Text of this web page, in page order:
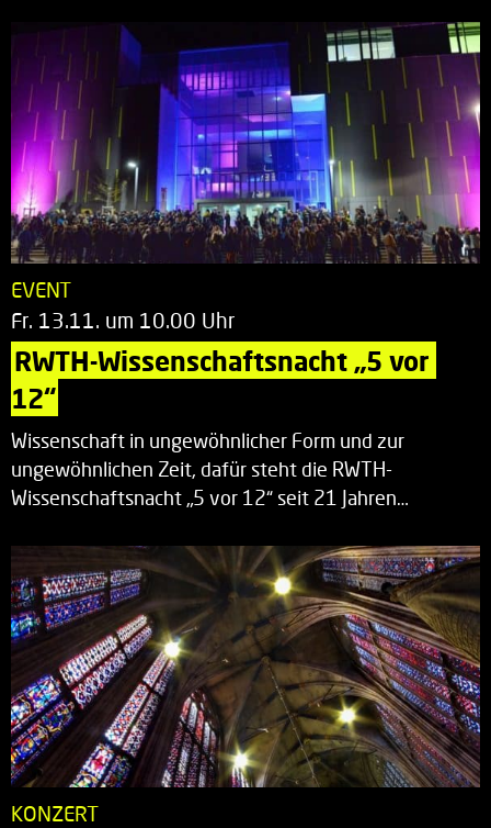
EVENT
Fr. 13.11. um 10.00 Uhr
RWTH-Wissenschaftsnacht „5 vor
12“
Wissenschaft in ungewöhnlicher Form und zur
ungewöhnlichen Zeit, dafür steht die RWTH-
Wissenschaftsnacht „5 vor 12“ seit 21 Jahren…
KONZERT